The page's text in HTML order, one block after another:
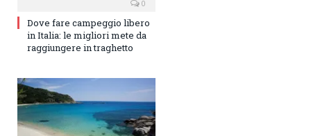
0
Dove fare campeggio libero
in Italia: le migliori mete da
raggiungere in traghetto